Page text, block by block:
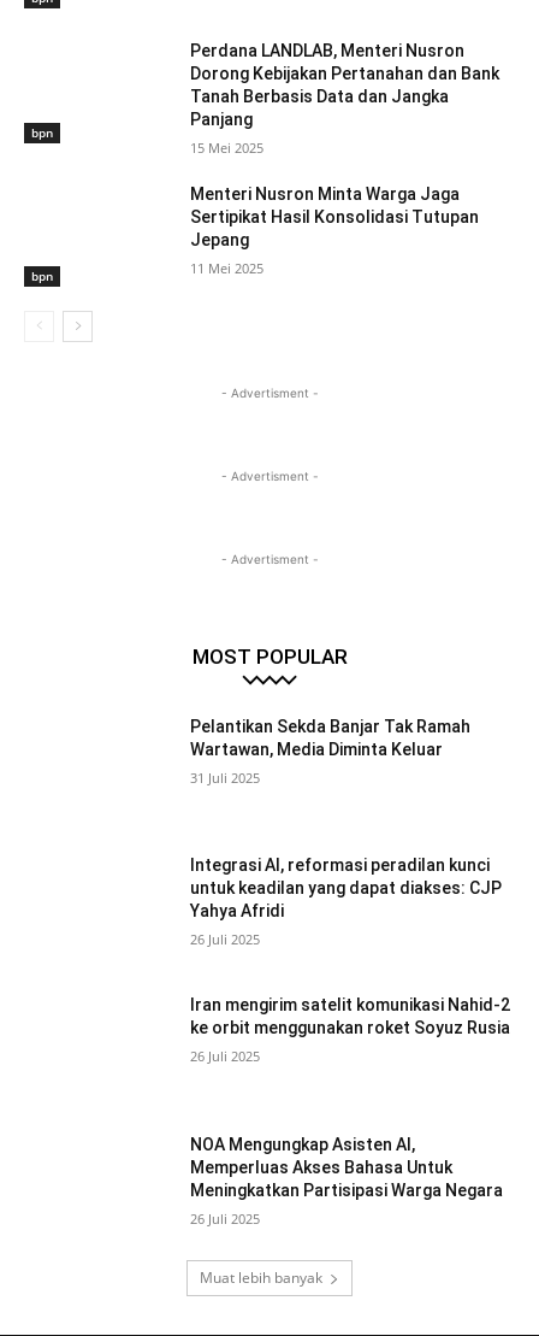
bpn
Perdana LANDLAB, Menteri Nusron
Dorong Kebijakan Pertanahan dan Bank
Tanah Berbasis Data dan Jangka
Panjang
15 Mei 2025
bpn
Menteri Nusron Minta Warga Jaga
Sertipikat Hasil Konsolidasi Tutupan
Jepang
11 Mei 2025
- Advertisment -
- Advertisment -
- Advertisment -
MOST POPULAR
Pelantikan Sekda Banjar Tak Ramah
Wartawan, Media Diminta Keluar
31 Juli 2025
Integrasi AI, reformasi peradilan kunci
untuk keadilan yang dapat diakses: CJP
Yahya Afridi
26 Juli 2025
Iran mengirim satelit komunikasi Nahid-2
ke orbit menggunakan roket Soyuz Rusia
26 Juli 2025
NOA Mengungkap Asisten AI,
Memperluas Akses Bahasa Untuk
Meningkatkan Partisipasi Warga Negara
26 Juli 2025
Muat lebih banyak